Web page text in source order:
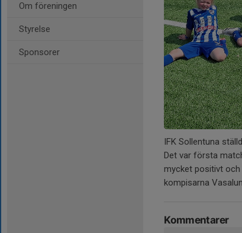
Om föreningen
Styrelse
Sponsorer
IFK Sollentuna
Det var första
mycket positivt och
kompisarna
Kommentarer